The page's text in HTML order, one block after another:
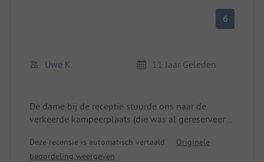
6
Uwe K. 11 Jaar Geleden
De dame bij de receptie stuurde ons naar de
verkeerde kampeerplaats (die was al gereserveerd)
zelf is erg goed en zeer goed onderhouden.
Deze recensie is automatisch vertaald.
Originele
beoordeling weergeven